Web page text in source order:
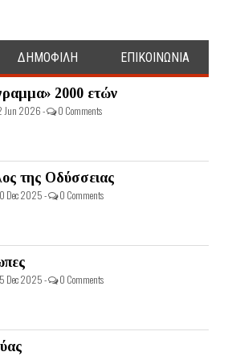
ΔΗΜΟΦΙΛΗ ΕΠΙΚΟΙΝΩΝΙΑ
2000 ετών
Jun 2026 - 0 Comments
της Οδύσσειας
Dec 2025 - 0 Comments
Dec 2025 - 0 Comments